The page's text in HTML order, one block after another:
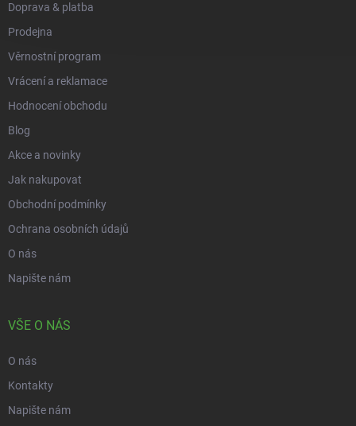
Doprava & platba
Prodejna
Věrnostní program
Vrácení a reklamace
Hodnocení obchodu
Blog
Akce a novinky
Jak nakupovat
Obchodní podmínky
Ochrana osobních údajů
O nás
Napište nám
VŠE O NÁS
O nás
Kontakty
Napište nám